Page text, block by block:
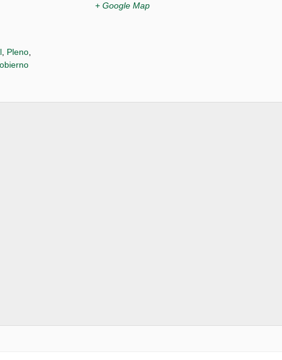
, Pleno,
+ Google Map